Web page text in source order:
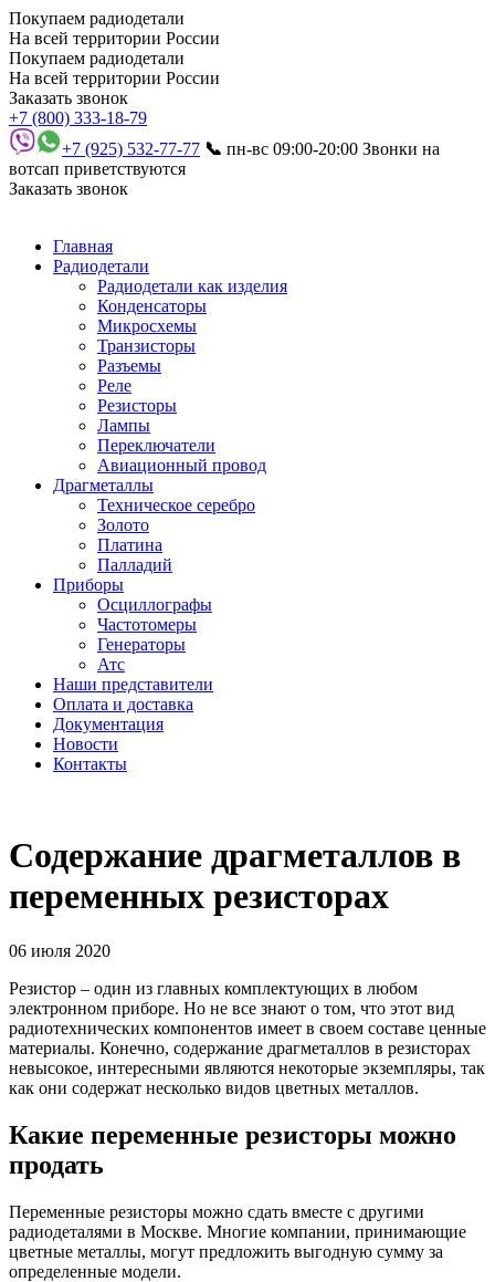
Покупаем радиодетали
На всей территории России
Покупаем радиодетали
На всей территории России
Заказать звонок
+7 (800) 333-18-79
+7 (925) 532-77-77 📞 пн-вс 09:00-20:00 Звонки на
вотсап приветствуются
Заказать звонок
Главная
Радиодетали
Радиодетали как изделия
Конденсаторы
Микросхемы
Транзисторы
Разъемы
Реле
Резисторы
Лампы
Переключатели
Авиационный провод
Драгметаллы
Техническое серебро
Золото
Платина
Палладий
Приборы
Осциллографы
Частотомеры
Генераторы
Атс
Наши представители
Оплата и доставка
Документация
Новости
Контакты
Содержание драгметаллов в
переменных резисторах
06 июля 2020
Резистор – один из главных комплектующих в любом
электронном приборе. Но не все знают о том, что этот вид
радиотехнических компонентов имеет в своем составе ценные
материалы. Конечно, содержание драгметаллов в резисторах
невысокое, интересными являются некоторые экземпляры, так
как они содержат несколько видов цветных металлов.
Какие переменные резисторы можно
продать
Переменные резисторы можно сдать вместе с другими
радиодеталями в Москве. Многие компании, принимающие
цветные металлы, могут предложить выгодную сумму за
определенные модели.